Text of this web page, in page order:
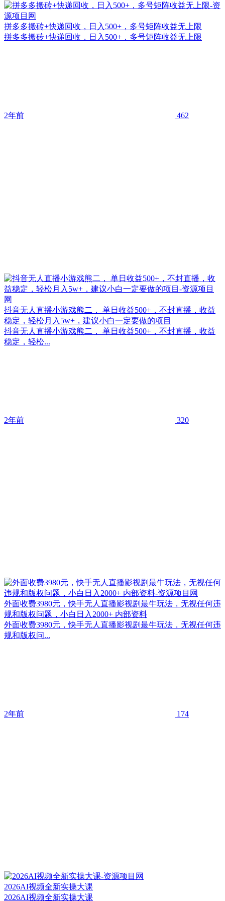
拼多多搬砖+快递回收，日入500+，多号矩阵收益无上限
拼多多搬砖+快递回收，日入500+，多号矩阵收益无上限
2年前 462
抖音无人直播小游戏熊二， 单日收益500+，不封直播，收益
稳定，轻松月入5w+，建议小白一定要做的项目
抖音无人直播小游戏熊二， 单日收益500+，不封直播，收益
稳定，轻松...
2年前 320
外面收费3980元，快手无人直播影视剧最牛玩法，无视任何违
规和版权问题，小白日入2000+ 内部资料
外面收费3980元，快手无人直播影视剧最牛玩法，无视任何违
规和版权问...
2年前 174
2026AI视频全新实操大课
2026AI视频全新实操大课